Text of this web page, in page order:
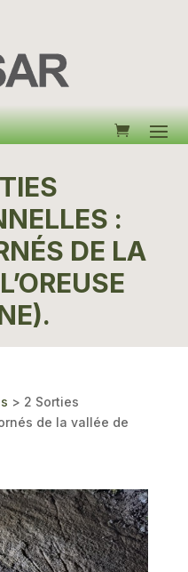
:
DE LA
> 2 Sorties
de la vallée de